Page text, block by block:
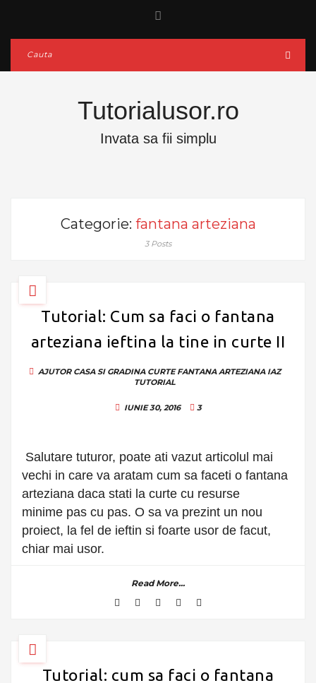
Tutorialusor.ro
Invata sa fii simplu
Categorie: fantana arteziana
3 Posts
Tutorial: Cum sa faci o fantana
arteziana ieftina la tine in curte II
AJUTOR CASA SI GRADINA CURTE FANTANA ARTEZIANA IAZ
TUTORIAL
IUNIE 30, 2016 3
Salutare tuturor, poate ati vazut articolul mai
vechi in care va aratam cum sa faceti o fantana
arteziana daca stati la curte cu resurse
minime pas cu pas. O sa va prezint un nou
proiect, la fel de ieftin si foarte usor de facut,
chiar mai usor.
Read More...
Tutorial: cum sa faci o fantana